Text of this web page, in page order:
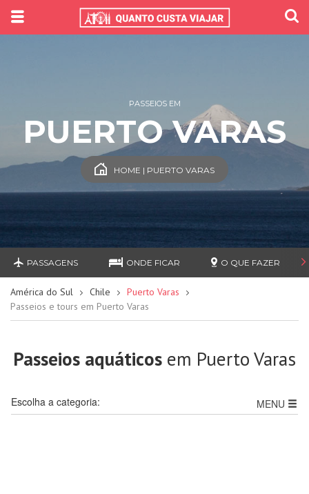
PASSEIOS EM
PUERTO VARAS
HOME | PUERTO VARAS
PASSAGENS ONDE FICAR O QUE FAZER
América do Sul Chile
Puerto Varas
Passeios e tours em Puerto Varas
Passeios aquáticos em Puerto Varas
MENU
Escolha a categoria: